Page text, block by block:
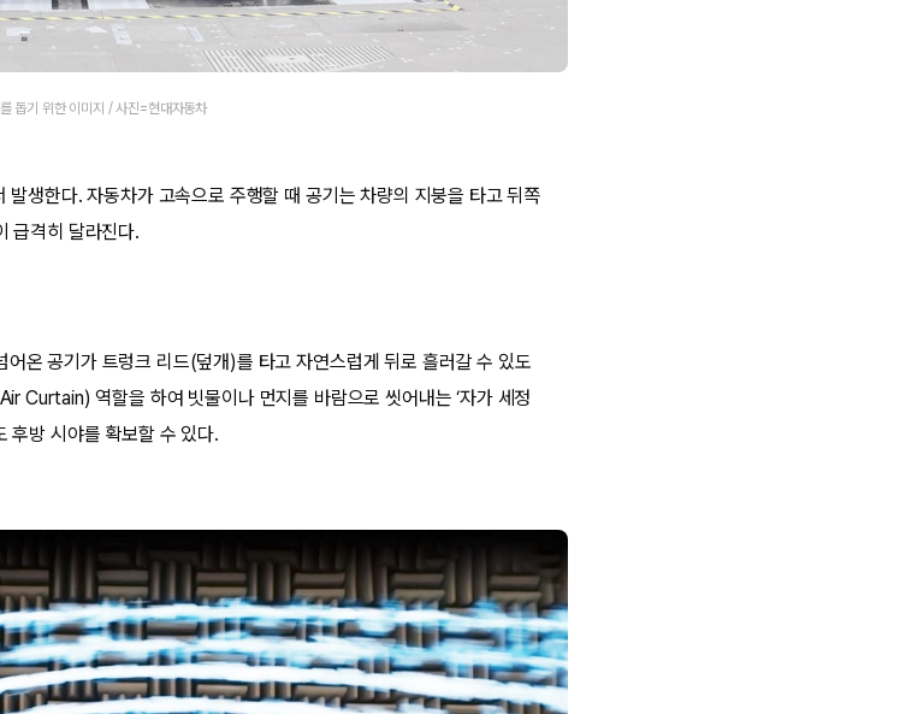
돕기 위한 이미지 / 사진=현대자동차
발생한다. 자동차가 고속으로 주행할 때 공기는 차량의 지붕을 타고 뒤쪽
급격히 달라진다.
온 공기가 트렁크 리드(덮개)를 타고 자연스럽게 뒤로 흘러갈 수 있도
Curtain) 역할을 하여 빗물이나 먼지를 바람으로 씻어내는 ‘자가 세정
후방 시야를 확보할 수 있다.